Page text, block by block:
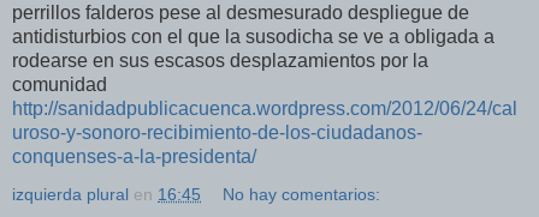
perrillos falderos pese al desmesurado despliegue de
antidisturbios con el que la susodicha se ve a obligada a
rodearse en sus escasos desplazamientos por la
comunidad
http://sanidadpublicacuenca.wordpress.com/2012/06/24/cal
uroso-y-sonoro-recibimiento-de-los-ciudadanos-
conquenses-a-la-presidenta/
izquierda plural en 16:45 No hay comentarios: